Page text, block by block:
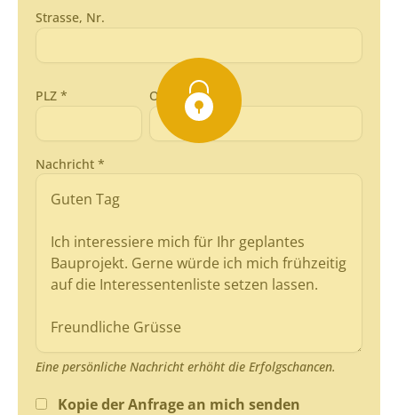
Strasse, Nr.
PLZ * Ort *
Nachricht *
Eine persönliche Nachricht erhöht die Erfolgschancen.
Kopie der Anfrage an mich senden